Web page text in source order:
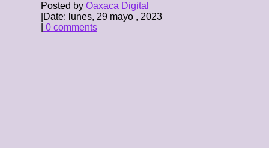
Posted by Oaxaca Digital
Date: lunes, 29 mayo , 2023
0 comments